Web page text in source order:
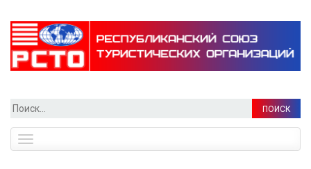
Найти:
navigation